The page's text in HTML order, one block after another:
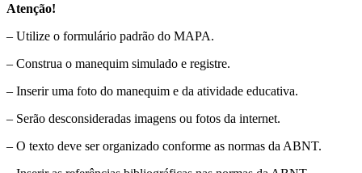
Atenção!
– Utilize o formulário padrão do MAPA.
– Construa o manequim simulado e registre.
– Inserir uma foto do manequim e da atividade educativa.
– Serão desconsideradas imagens ou fotos da internet.
– O texto deve ser organizado conforme as normas da ABNT.